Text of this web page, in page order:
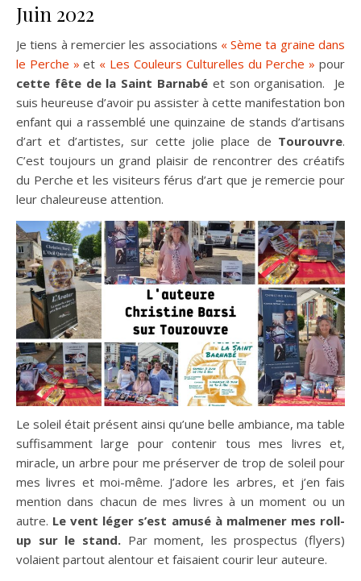
Juin 2022
Je tiens à remercier les associations « Sème ta graine dans
le Perche » et « Les Couleurs Culturelles du Perche » pour
cette fête de la Saint Barnabé et son organisation. Je
suis heureuse d’avoir pu assister à cette manifestation bon
enfant qui a rassemblé une quinzaine de stands d’artisans
d’art et d’artistes, sur cette jolie place de Tourouvre.
C’est toujours un grand plaisir de rencontrer des créatifs
du Perche et les visiteurs férus d’art que je remercie pour
leur chaleureuse attention.
Le soleil était présent ainsi qu’une belle ambiance, ma table
suffisamment large pour contenir tous mes livres et,
miracle, un arbre pour me préserver de trop de soleil pour
mes livres et moi-même. J’adore les arbres, et j’en fais
mention dans chacun de mes livres à un moment ou un
autre. Le vent léger s’est amusé à malmener mes roll-
up sur le stand.Par moment, les prospectus (flyers)
volaient partout alentour et faisaient courir leur auteure.